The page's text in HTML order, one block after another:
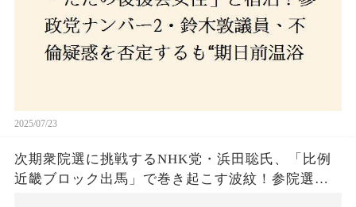
2025/07/23
次期衆院選に挑戦するNHK党・浜田聡氏、「比例
近畿ブロック出馬」で巻き起こす波紋！参院選で